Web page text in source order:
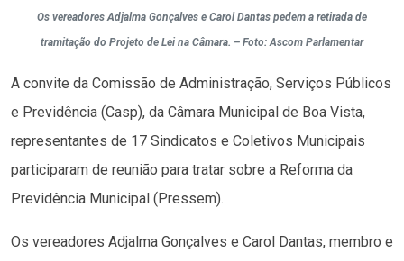
Os vereadores Adjalma Gonçalves e Carol Dantas pedem a retirada de
tramitação do Projeto de Lei na Câmara. – Foto: Ascom Parlamentar
A convite da Comissão de Administração, Serviços Públicos
e Previdência (Casp), da Câmara Municipal de Boa Vista,
representantes de 17 Sindicatos e Coletivos Municipais
participaram de reunião para tratar sobre a Reforma da
Previdência Municipal (Pressem).
Os vereadores Adjalma Gonçalves e Carol Dantas, membro e